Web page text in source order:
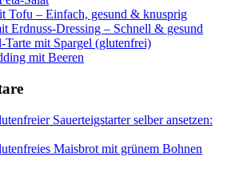
Tofu – Einfach, gesund & knusprig
Erdnuss-Dressing – Schnell & gesund
Tarte mit Spargel (glutenfrei)
mit Beeren
Sauerteigstarter selber ansetzen:
Maisbrot mit grünem Bohnen